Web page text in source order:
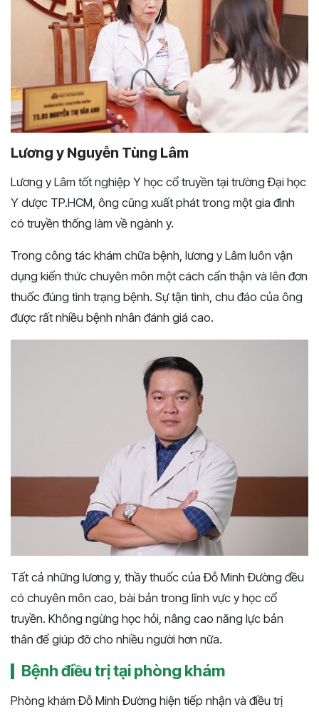
Lương y Nguyễn Tùng Lâm
Lương y Lâm tốt nghiệp Y học cổ truyền tại trường Đại học
Y dược TP.HCM, ông cũng xuất phát trong một gia đình
có truyền thống làm về ngành y.
Trong công tác khám chữa bệnh, lương y Lâm luôn vận
dụng kiến thức chuyên môn một cách cẩn thận và lên đơn
thuốc đúng tình trạng bệnh. Sự tận tình, chu đáo của ông
được rất nhiều bệnh nhân đánh giá cao.
Tất cả những lương y, thầy thuốc của Đỗ Minh Đường đều
có chuyên môn cao, bài bản trong lĩnh vực y học cổ
truyền. Không ngừng học hỏi, nâng cao năng lực bản
thân để giúp đỡ cho nhiều người hơn nữa.
Bệnh điều trị tại phòng khám
Phòng khám Đỗ Minh Đường hiện tiếp nhận và điều trị